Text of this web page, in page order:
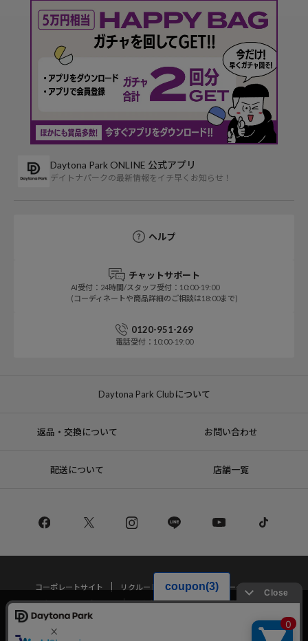
Daytona Park ONLINE 公式アプリ
デイトナパークの最新情報をイチ早くお知らせ！
ヘルプ
チャットサポート
AI受付：24時間/スタッフ受付：10:00-19:00
(コーディネートや商品詳細のご相談は18:00まで)
0120-951-269
電話受付：10:00-19:00
Daytona Park Clubについて
返品・交換について お問い合わせ
配送について 店舗一覧
コーポレートサイト リクルート
サステナブルマークについて
プライバシーポリシー
特定商取引法・古物営業法に基づく表記
当サイトでは利用体験の向上およびコンテンツの最適な提供、トラフィック
の分析を目的としてCookieを使用しています。